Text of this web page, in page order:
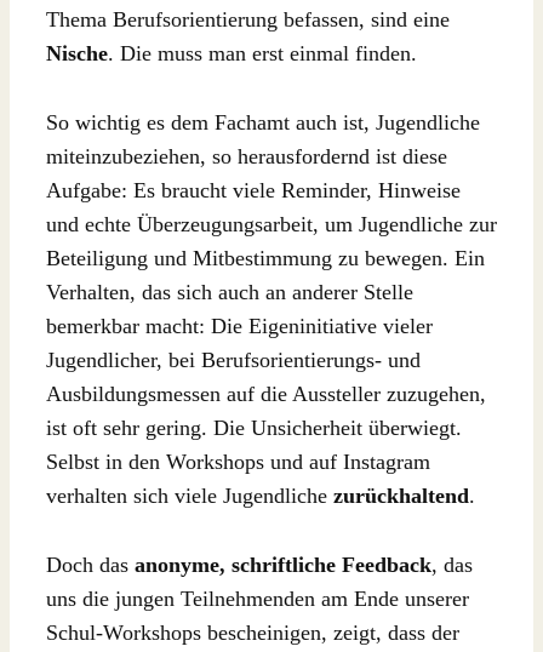
Thema Berufsorientierung befassen, sind eine
Nische. Die muss man erst einmal finden.
So wichtig es dem Fachamt auch ist, Jugendliche
miteinzubeziehen, so herausfordernd ist diese
Aufgabe: Es braucht viele Reminder, Hinweise
und echte Überzeugungsarbeit, um Jugendliche zur
Beteiligung und Mitbestimmung zu bewegen. Ein
Verhalten, das sich auch an anderer Stelle
bemerkbar macht: Die Eigeninitiative vieler
Jugendlicher, bei Berufsorientierungs- und
Ausbildungsmessen auf die Aussteller zuzugehen,
ist oft sehr gering. Die Unsicherheit überwiegt.
Selbst in den Workshops und auf Instagram
verhalten sich viele Jugendliche zurückhaltend.
Doch das anonyme, schriftliche Feedback, das
uns die jungen Teilnehmenden am Ende unserer
Schul-Workshops bescheinigen, zeigt, dass der